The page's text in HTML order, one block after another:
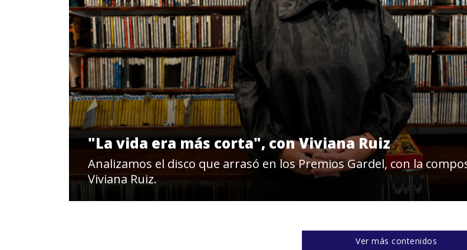
"La vida era más corta", con Viviana Ruiz
Analizamos el disco que arrasó en los Premios Gardel, con la
Viviana Ruiz.
Ver más contenidos